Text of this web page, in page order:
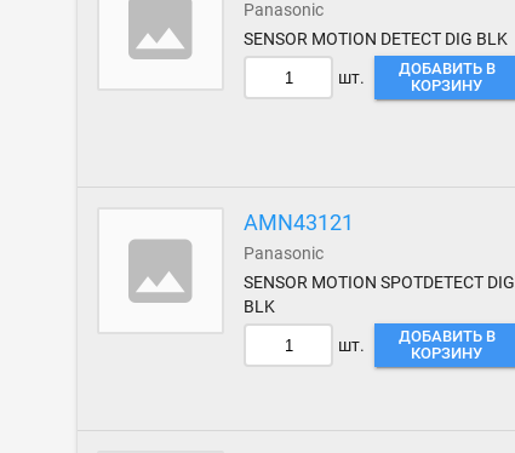
Panasonic
SENSOR MOTION DETECT DIG BLK
шт.
ДОБАВИТЬ В
КОРЗИНУ
AMN43121
Panasonic
SENSOR MOTION SPOTDETECT DIG
BLK
шт.
ДОБАВИТЬ В
КОРЗИНУ